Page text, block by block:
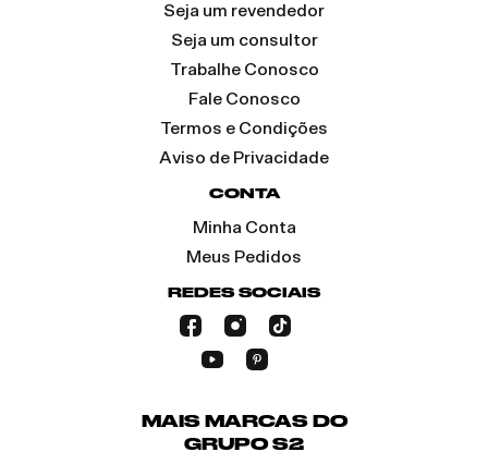
Seja um revendedor
Seja um consultor
Trabalhe Conosco
Fale Conosco
Termos e Condições
Aviso de Privacidade
CONTA
Minha Conta
Meus Pedidos
REDES SOCIAIS
MAIS MARCAS DO
GRUPO S2